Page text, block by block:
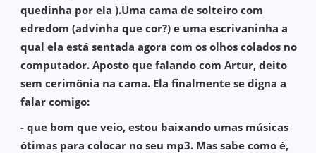
quedinha por ela ).Uma cama de solteiro com
edredom (advinha que cor?) e uma escrivaninha a
qual ela está sentada agora com os olhos colados no
computador. Aposto que falando com Artur, deito
sem cerimônia na cama. Ela finalmente se digna a
falar comigo:
- que bom que veio, estou baixando umas músicas
ótimas para colocar no seu mp3. Mas sabe como é,